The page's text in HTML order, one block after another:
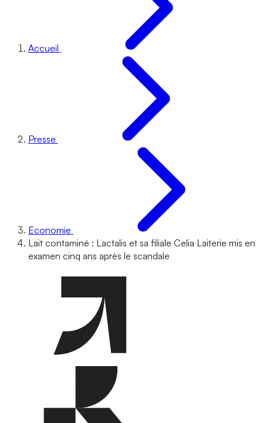
Accueil
Presse
Economie
Lait contaminé : Lactalis et sa filiale Celia Laiterie mis en
examen cinq ans après le scandale